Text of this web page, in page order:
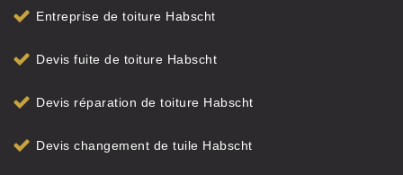
Entreprise de toiture Habscht
Devis fuite de toiture Habscht
Devis réparation de toiture Habscht
Devis changement de tuile Habscht